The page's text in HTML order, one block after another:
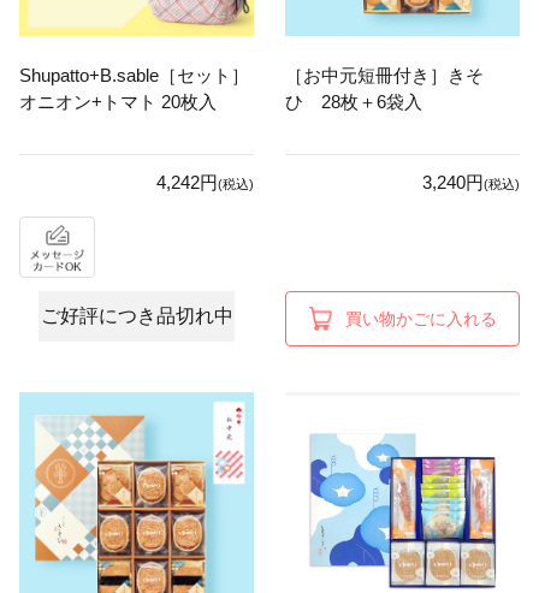
Shupatto+B.sable［セット］
オニオン+トマト 20枚入
4,242円(税込)
ご好評につき品切れ中
［お中元短冊付き］きそ
ひ 28枚＋6袋入
3,240円(税込)
買い物かごに入れる